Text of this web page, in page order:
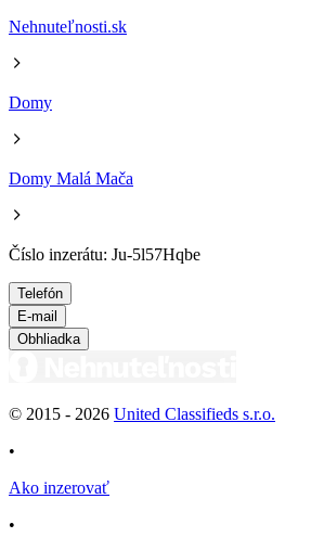
Nehnuteľnosti.sk
Domy
Domy Malá Mača
Číslo inzerátu: Ju-5l57Hqbe
Telefón
E-mail
Obhliadka
© 2015 - 2026 United Classifieds s.r.o.
•
Ako inzerovať
•